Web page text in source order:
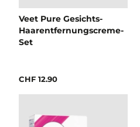
Veet Pure Gesichts-
Haarentfernungscreme-
Set
CHF 12.90